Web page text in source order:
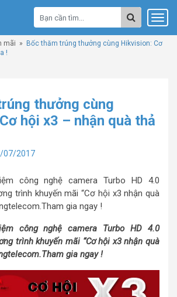
mãi »
Bốc thăm trúng thưởng cùng Hikvision: Cơ
!
thưởng cùng
hội x3 – nhận quà thả
07/2017
công nghệ camera Turbo HD 4.0
trình khuyến mãi “Cơ hội x3 nhận quà
gia ngay !
công nghệ camera Turbo HD 4.0
trình khuyến mãi “Cơ hội x3 nhận quà
gia ngay !